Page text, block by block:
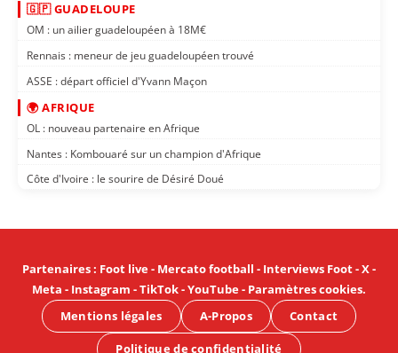
🇬🇵 GUADELOUPE
OM : un ailier guadeloupéen à 18M€
Rennais : meneur de jeu guadeloupéen trouvé
ASSE : départ officiel d'Yvann Maçon
🌍 AFRIQUE
OL : nouveau partenaire en Afrique
Nantes : Kombouaré sur un champion d'Afrique
Côte d'Ivoire : le sourire de Désiré Doué
Partenaires: Foot live- Mercato football - Interviews Foot-X-
Meta - Instagram -TikTok-YouTube- Paramètres cookies.
Mentions légales
A-Propos Contact
Politique de confidentialité